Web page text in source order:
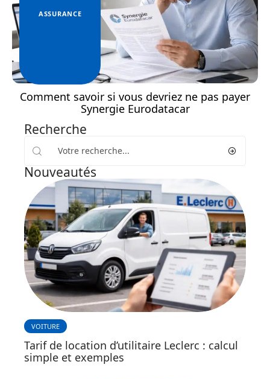
ASSURANCE
Comment savoir si vous devriez ne pas payer
Synergie Eurodatacar
Recherche
Nouveautés
VOITURE
Tarif de location d’utilitaire Leclerc : calcul
simple et exemples